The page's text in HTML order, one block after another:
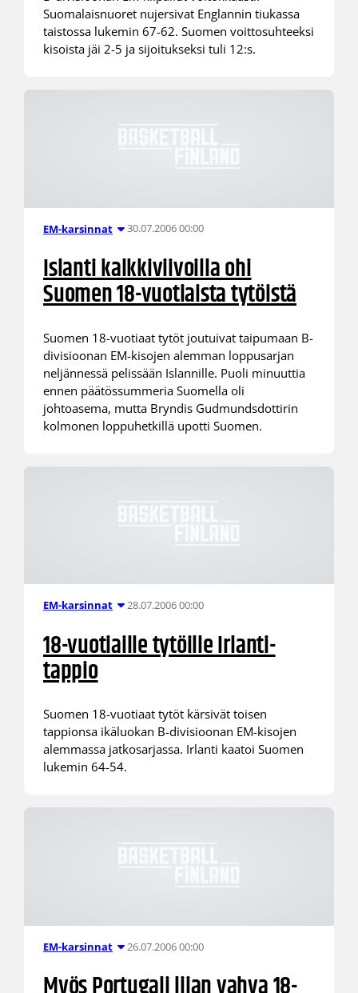
Suomalaisnuoret nujersivat Englannin tiukassa
taistossa lukemin 67-62. Suomen voittosuhteeksi
kisoista jäi 2-5 ja sijoitukseksi tuli 12:s.
EM-karsinnat 30.07.2006 00:00
Islanti kalkkiviivoilla ohi
Suomen 18-vuotiaista tytöistä
Suomen 18-vuotiaat tytöt joutuivat taipumaan B-
divisioonan EM-kisojen alemman loppusarjan
neljännessä pelissään Islannille. Puoli minuuttia
ennen päätössummeria Suomella oli
johtoasema, mutta Bryndis Gudmundsdottirin
kolmonen loppuhetkillä upotti Suomen.
EM-karsinnat 28.07.2006 00:00
18-vuotiaille tytöille Irlanti-
tappio
Suomen 18-vuotiaat tytöt kärsivät toisen
tappionsa ikäluokan B-divisioonan EM-kisojen
alemmassa jatkosarjassa. Irlanti kaatoi Suomen
lukemin 64-54.
EM-karsinnat 26.07.2006 00:00